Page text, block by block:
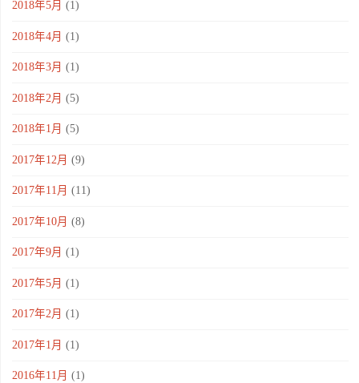
2018年5月 (1)
2018年4月 (1)
2018年3月 (1)
2018年2月 (5)
2018年1月 (5)
2017年12月 (9)
2017年11月 (11)
2017年10月 (8)
2017年9月 (1)
2017年5月 (1)
2017年2月 (1)
2017年1月 (1)
2016年11月 (1)